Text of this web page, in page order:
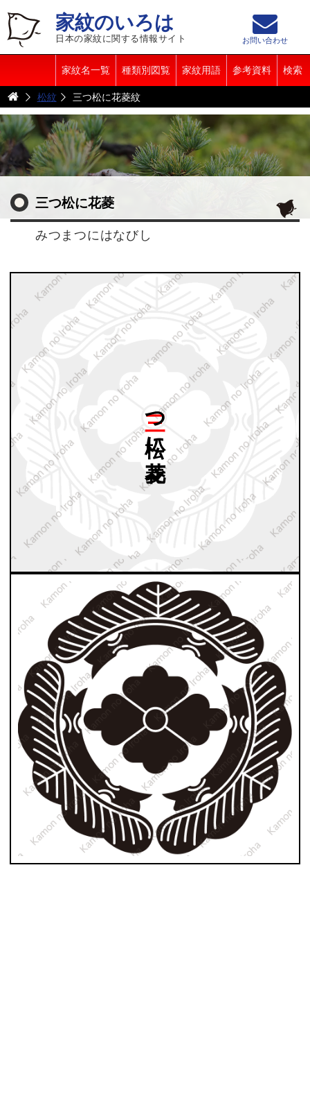
家紋のいろは
日本の家紋に関する情報サイト
家紋名一覧 種類別図覧 家紋用語 参考資料 検索
お問い合わせ
松紋 三つ松に花菱紋
三つ松に花菱
みつまつにはなびし
花菱